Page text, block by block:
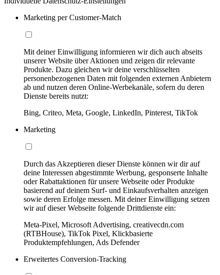
Marketing per Customer-Match
Mit deiner Einwilligung informieren wir dich auch abseits
unserer Website über Aktionen und zeigen dir relevante
Produkte. Dazu gleichen wir deine verschlüsselten
personenbezogenen Daten mit folgenden externen Anbietern
ab und nutzen deren Online-Werbekanäle, sofern du deren
Dienste bereits nutzt:
Bing, Criteo, Meta, Google, LinkedIn, Pinterest, TikTok
Marketing
Durch das Akzeptieren dieser Dienste können wir dir auf
deine Interessen abgestimmte Werbung, gesponserte Inhalte
oder Rabattaktionen für unsere Webseite oder Produkte
basierend auf deinem Surf- und Einkaufsverhalten anzeigen
sowie deren Erfolge messen. Mit deiner Einwilligung setzen
wir auf dieser Webseite folgende Drittdienste ein:
Meta-Pixel, Microsoft Advertising, creativecdn.com
(RTBHouse), TikTok Pixel, Klickbasierte
Produktempfehlungen, Ads Defender
Erweitertes Conversion-Tracking